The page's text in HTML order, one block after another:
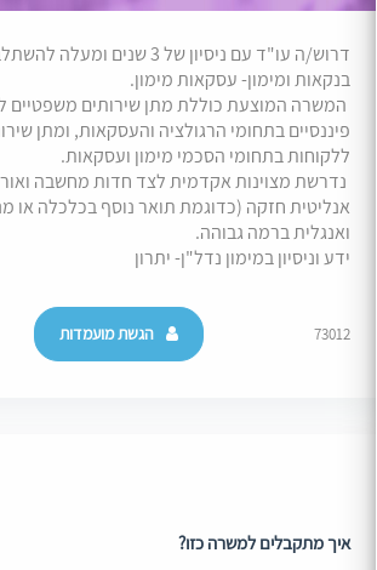
דרוש/ה עו"ד עם ניסיון של 3 שנים
בנקאות ומימון- עסקאות מימון.
המשרה המוצעת כוללת מתן שירותים משפטיים
פיננסיים בתחומי הרגולציה והעסקאות, ומתן
ללקוחות בתחומי הסכמי מימון ועסקאות.
נדרשת מצוינות אקדמית לצד חדות מחשבה
אנליטית חזקה (כדוגמת תואר נוסף בכלכלה או
ואנגלית ברמה גבוהה.
ידע וניסיון במימון נדל"ן- יתרון
73012 הגשת מועמדות
איך מתקבלים למשרה כזו?